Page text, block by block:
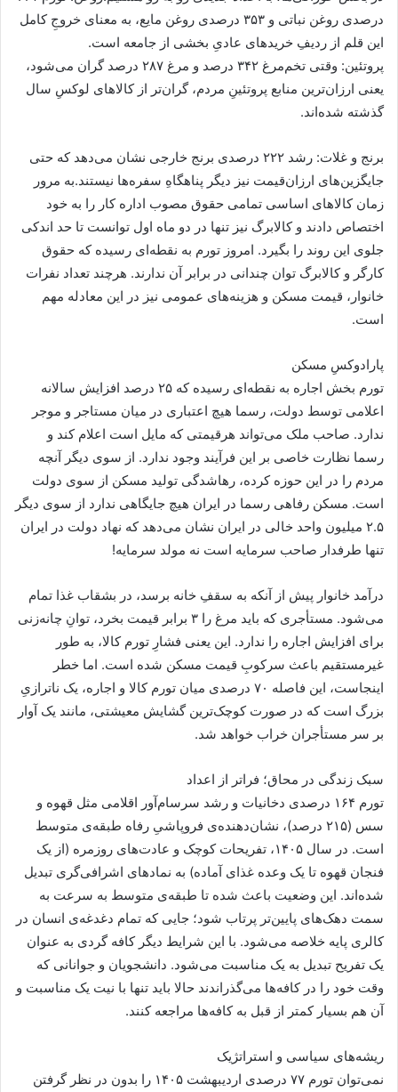
درصدی روغن نباتی و ۳۵۳ درصدی روغن مایع، به معنای خروجِ کامل
این قلم از ردیفِ خرید‌های عادیِ بخشی از جامعه است.
پروتئین: وقتی تخم‌مرغ ۳۴۲ درصد و مرغ ۲۸۷ درصد گران می‌شود،
یعنی ارزان‌ترین منابع پروتئینِ مردم، گران‌تر از کالا‌های لوکسِ سال
گذشته شده‌اند.
برنج و غلات: رشد ۲۲۲ درصدی برنج خارجی نشان می‌دهد که حتی
جایگزین‌های ارزان‌قیمت نیز دیگر پناهگاهِ سفره‌ها نیستند.به مرور
زمان کالا‌های اساسی تمامی حقوق مصوب اداره کار را به خود
اختصاص دادند و کالابرگ نیز تنها در دو ماه اول توانست تا حد اندکی
جلوی این روند را بگیرد. امروز تورم به نقطه‌ای رسیده که حقوق
کارگر و کالابرگ توان چندانی در برابر آن ندارند. هرچند تعداد نفرات
خانوار، قیمت مسکن و هزینه‌های عمومی نیز در این معادله مهم
است.
پارادوکسِ مسکن
تورم بخش اجاره به نقطه‌ای رسیده که ۲۵ درصد افزایش سالانه
اعلامی توسط دولت، رسما هیچ اعتباری در میان مستاجر و موجر
ندارد. صاحب ملک می‌تواند هرقیمتی که مایل است اعلام کند و
رسما نظارت خاصی بر این فرآیند وجود ندارد. از سوی دیگر آنچه
مردم را در این حوزه کرده، رهاشدگی تولید مسکن از سوی دولت
است. مسکن رفاهی رسما در ایران هیچ جایگاهی ندارد از سوی دیگر
۲.۵ میلیون واحد خالی در ایران نشان می‌دهد که نهاد دولت در ایران
تنها طرفدار صاحب سرمایه است نه مولد سرمایه!
درآمد خانوار پیش از آنکه به سقفِ خانه برسد، در بشقاب غذا تمام
می‌شود. مستأجری که باید مرغ را ۳ برابر قیمت بخرد، توانِ چانه‌زنی
برای افزایش اجاره را ندارد. این یعنی فشارِ تورم کالا، به طور
غیرمستقیم باعث سرکوبِ قیمت مسکن شده است. اما خطر
اینجاست، این فاصله ۷۰ درصدی میان تورم کالا و اجاره، یک ناترازیِ
بزرگ است که در صورت کوچک‌ترین گشایش معیشتی، مانند یک آوار
بر سر مستأجران خراب خواهد شد.
سبک زندگی در محاق؛ فراتر از اعداد
تورم ۱۶۴ درصدی دخانیات و رشد سرسام‌آور اقلامی مثل قهوه و
سس (۲۱۵ درصد)، نشان‌دهنده‌ی فروپاشیِ رفاه طبقه‌ی متوسط
است. در سال ۱۴۰۵، تفریحات کوچک و عادت‌های روزمره (از یک
فنجان قهوه تا یک وعده غذای آماده) به نماد‌های اشرافی‌گری تبدیل
شده‌اند. این وضعیت باعث شده تا طبقه‌ی متوسط به سرعت به
سمت دهک‌های پایین‌تر پرتاب شود؛ جایی که تمام دغدغه‌ی انسان در
کالری پایه خلاصه می‌شود. با این شرایط دیگر کافه گردی به عنوان
یک تفریح تبدیل به یک مناسبت می‌شود. دانشجویان و جوانانی که
وقت خود را در کافه‌ها می‌گذراندند حالا باید تنها با نیت یک مناسبت و
آن هم بسیار کمتر از قبل به کافه‌ها مراجعه کنند.
ریشه‌های سیاسی و استراتژیک
نمی‌توان تورم ۷۷ درصدی اردیبهشت ۱۴۰۵ را بدون در نظر گرفتن